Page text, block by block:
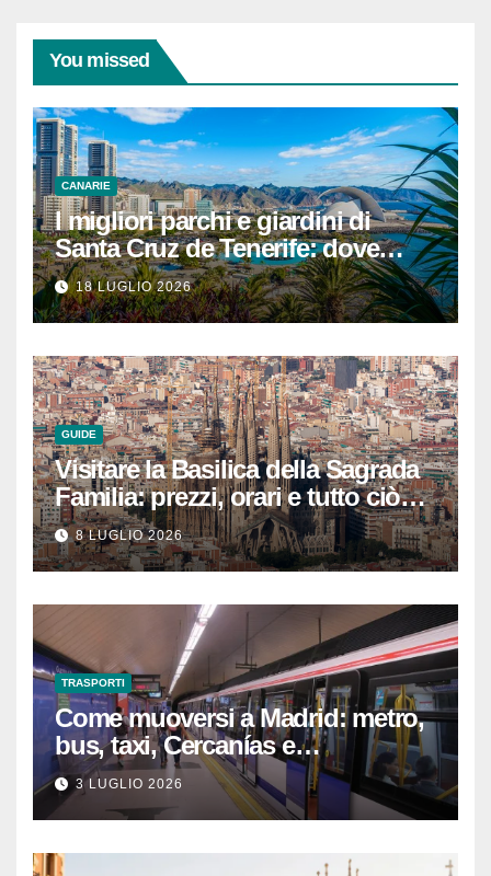
You missed
CANARIE
I migliori parchi e giardini di
Santa Cruz de Tenerife: dove
rilassarsi
18 LUGLIO 2026
GUIDE
Visitare la Basilica della Sagrada
Familia: prezzi, orari e tutto ciò
che devi sapere per
un’esperienza indimenticabile
8 LUGLIO 2026
TRASPORTI
Come muoversi a Madrid: metro,
bus, taxi, Cercanías e
abbonamenti turistici
3 LUGLIO 2026